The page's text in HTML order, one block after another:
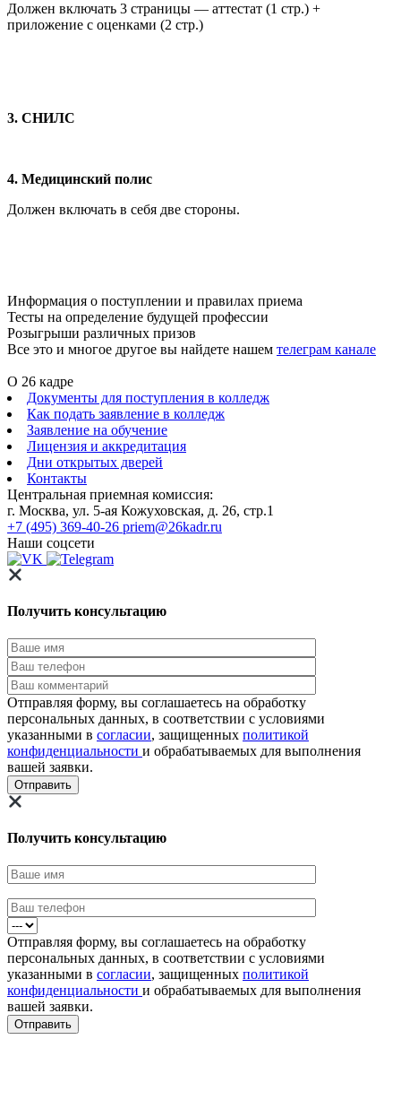
Должен включать 3 страницы — аттестат (1 стр.) +
приложение с оценками (2 стр.)
3. СНИЛС
4. Медицинский полис
Должен включать в себя две стороны.
Информация о поступлении и правилах приема
Тесты на определение будущей профессии
Розыгрыши различных призов
Все это и многое другое вы найдете нашем телеграм канале
О 26 кадре
Документы для поступления в колледж
Как подать заявление в колледж
Заявление на обучение
Лицензия и аккредитация
Дни открытых дверей
Контакты
Центральная приемная комиссия:
г. Москва, ул. 5-ая Кожуховская, д. 26, стр.1
+7 (495) 369-40-26 priem@26kadr.ru
Наши соцсети
Получить консультацию
Отправляя форму, вы соглашаетесь на обработку
персональных данных, в соответствии с условиями
указанными в согласии, защищенных политикой
конфиденциальности и обрабатываемых для выполнения
вашей заявки.
Получить консультацию
Отправляя форму, вы соглашаетесь на обработку
персональных данных, в соответствии с условиями
указанными в согласии, защищенных политикой
конфиденциальности и обрабатываемых для выполнения
вашей заявки.